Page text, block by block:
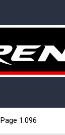
Page 1.096